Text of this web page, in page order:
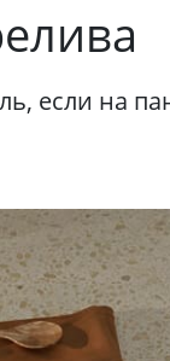
если на